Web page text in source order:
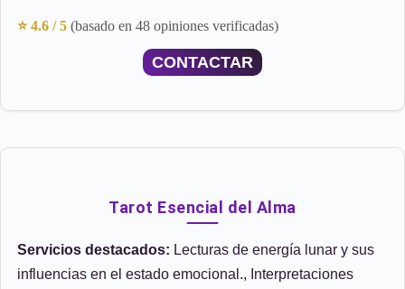
⭐ 4.6 / 5 (basado en 48 opiniones verificadas)
CONTACTAR
Tarot Esencial del Alma
Servicios destacados: Lecturas de energía lunar y sus
influencias en el estado emocional., Interpretaciones